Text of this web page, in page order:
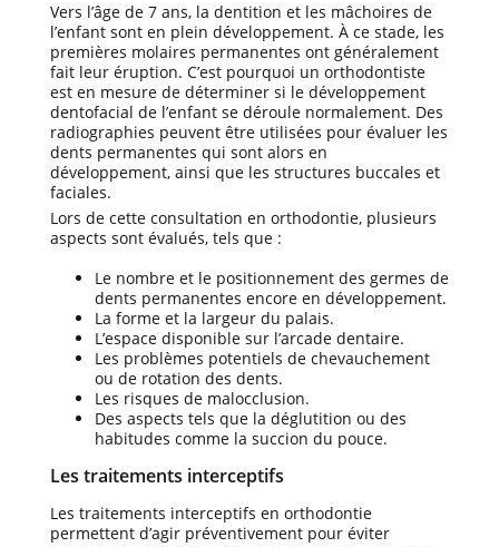
Vers l’âge de 7 ans, la dentition et les mâchoires de
l’enfant sont en plein développement. À ce stade, les
premières molaires permanentes ont généralement
fait leur éruption. C’est pourquoi un orthodontiste
est en mesure de déterminer si le développement
dentofacial de l’enfant se déroule normalement. Des
radiographies peuvent être utilisées pour évaluer les
dents permanentes qui sont alors en
développement, ainsi que les structures buccales et
faciales.
Lors de cette consultation en orthodontie, plusieurs
aspects sont évalués, tels que :
Le nombre et le positionnement des germes de
dents permanentes encore en développement.
La forme et la largeur du palais.
L’espace disponible sur l’arcade dentaire.
Les problèmes potentiels de chevauchement
ou de rotation des dents.
Les risques de malocclusion.
Des aspects tels que la déglutition ou des
habitudes comme la succion du pouce.
Les traitements interceptifs
Les traitements interceptifs en orthodontie
permettent d’agir préventivement pour éviter